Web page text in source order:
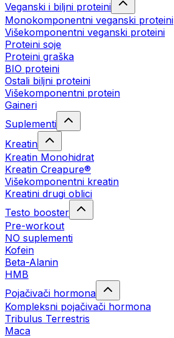
Veganski i biljni proteini
Monokomponentni veganski proteini
Višekomponentni veganski proteini
Proteini soje
Proteini graška
BIO proteini
Ostali biljni proteini
Višekomponentni protein
Gaineri
Suplementi
Kreatin
Kreatin Monohidrat
Kreatin Creapure®
Višekomponentni kreatin
Kreatini drugi oblici
Testo booster
Pre-workout
NO suplementi
Kofein
Beta-Alanin
HMB
Pojačivači hormona
Kompleksni pojačivači hormona
Tribulus Terrestris
Maca